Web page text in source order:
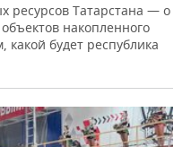
ресурсов Татарстана — о
накопленного
будет республика